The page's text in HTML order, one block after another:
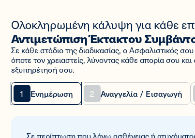
Ολοκληρωμένη κάλυψη για κάθε
Αντιμετώπιση Έκτακτου
Σε κάθε στάδιο της διαδικασίας, ο Ασφαλιστικός
όποτε τον χρειαστείς, λύνοντας κάθε απορία σου
εξυπηρέτησή σου.
1 Ενημέρωση 2 Αναγγελία / Εισαγωγή
Σε περίπτωση που λόγω ασθένειας ή ατυχήματος